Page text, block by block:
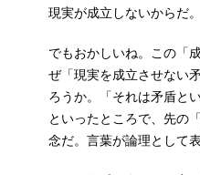
現実が成立しないからだ。
でもおかしいね。この「
ぜ「現実を成立させない
ろうか。「それは矛盾と
といったところで、先の
念だ。言葉が論理として